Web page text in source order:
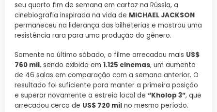
seu quarto fim de semana em cartaz na Rússia, a
cinebiografia inspirada na vida de MICHAEL JACKSON
permaneceu na liderança das bilheterias e mostrou uma
resistência rara para uma produção do gênero.
Somente no último sábado, o filme arrecadou mais US$
760 mil, sendo exibido em 1.125 cinemas, um aumento
de 46 salas em comparação com a semana anterior. O
resultado foi suficiente para manter a primeira posição
e superar novamente a estreia local de “Kholop 3”, que
arrecadou cerca de US$ 720 mil no mesmo período.